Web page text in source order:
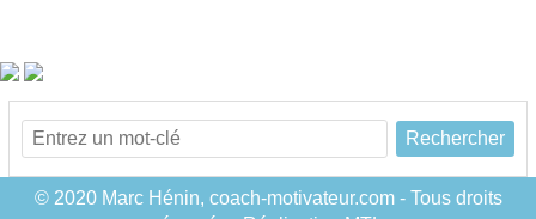
Rechercher
© 2020 Marc Hénin, coach-motivateur.com - Tous droits